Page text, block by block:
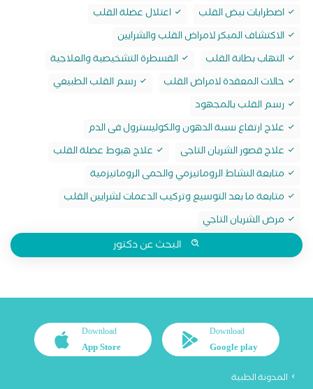
اضطرابات نبض القلب
اعتلال عضلة القلب
الاكتشاف المبكر لامراض القلب والشرايين
التهاب بطانة القلب
القسطرة التشخيصية والعلاجية
حالات المعقدة لامراض القلب
رسم القلب الطبيعي
رسم القلب بالمجهود
علاج ارتفاع نسبة الدهون والكوليسترول فى الدم
علاج قصور الشريان التاجى
علاج هبوط عضلة القلب
متابعة النشاط الروماتيزمي والحمى الروماتيزمية
متابعة ما بعد التوسيع وتركيب الدعمات لشرايين القلب
مرض الشريان التاجي
البحث عن دكتور
Download
Google play
Download
App Store
المدونة الطبية